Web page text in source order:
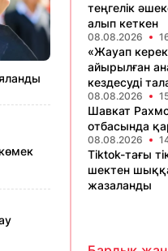
теңгелік
алып кеткен
08.08.2026
«Жауап
айырылған
кездесуді
08.08.2026
Шавкат
отбасында
08.08.2026
Tiktok-тағы
шектен
жазаланды